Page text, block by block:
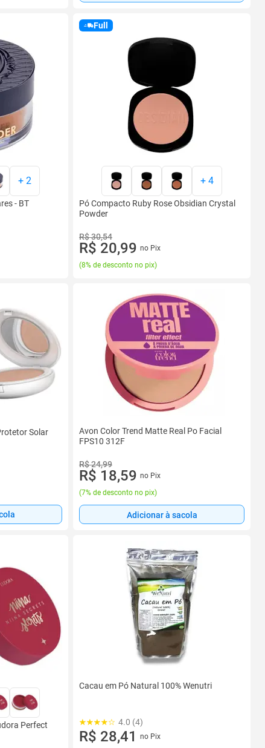
+ 2
- BT
Full
+ 4
Pó Compacto Ruby Rose Obsidian Crystal
Powder
R$ 30,54
R$ 20,99 no Pix
(8% de desconto no pix)
Solar
Avon Color Trend Matte Real Po Facial
FPS10 312F
R$ 24,99
R$ 18,59 no Pix
(7% de desconto no pix)
Adicionar à sacola
Perfect
Cacau em Pó Natural 100% Wenutri
4.0 (4)
R$ 28,41
no Pix